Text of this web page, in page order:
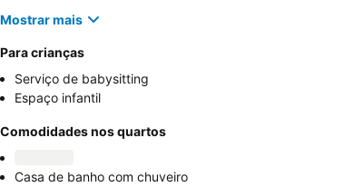
Mostrar mais
Para crianças
Serviço de babysitting
Espaço infantil
Comodidades nos quartos
Casa de banho com chuveiro